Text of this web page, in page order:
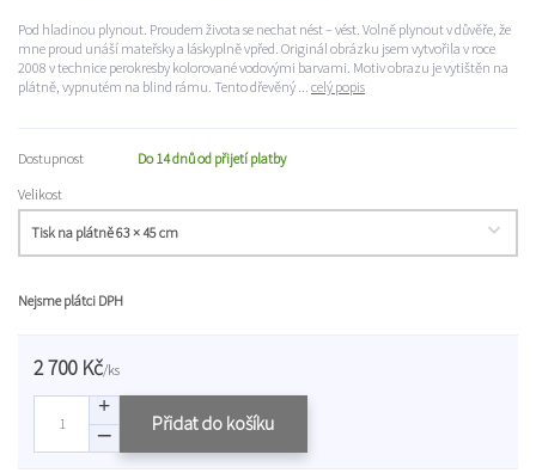
Pod hladinou plynout. Proudem života se nechat nést – vést. Volně plynout v důvěře, že
mne proud unáší mateřsky a láskyplně vpřed. Originál obrázku jsem vytvořila v roce
2008 v technice perokresby kolorované vodovými barvami. Motiv obrazu je vytištěn na
plátně, vypnutém na blind rámu. Tento dřevěný ... celý popis
Dostupnost
Do 14 dnů od přijetí platby
Velikost
Nejsme plátci DPH
2 700 Kč/ks
Přidat do košíku